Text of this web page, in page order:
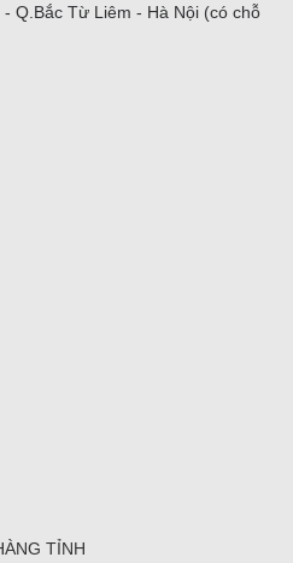
Q.Bắc Từ Liêm - Hà Nội (có chỗ
TỈNH